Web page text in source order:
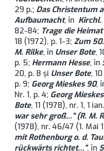
29 p.; Das Christentum
Aufbaumacht, în Kirchl.
82-84; Trage die
18 (1972), p. 1-3; Zum
M. Rilke, în Unser Bote,
p. 5; Hermann Hesse, în
20, p. 8 şi Unser Bote,
p. 9; Georg Mieskes 90,
Nr. 1, p. 4; Georg
Bote, 11 (1978), nr. 1, 1
war sehr groß…” (R. M.
(1978), nr. 46/47 (1. Mai
mit Rothenburg o. d.
rückwärts richtet…”, în